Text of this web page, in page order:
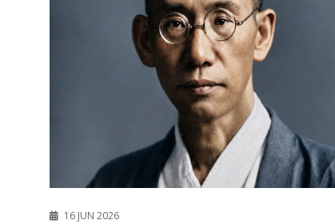
16 JUN 2026